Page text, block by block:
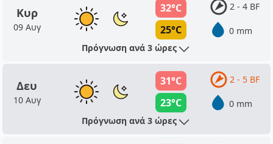
Κυρ
09 Αυγ
32°C
25°C
2 - 4 BF
0 mm
Πρόγνωση ανά 3 ώρες
Δευ
10 Αυγ
31°C
23°C
2 - 5 BF
0 mm
Πρόγνωση ανά 3 ώρες